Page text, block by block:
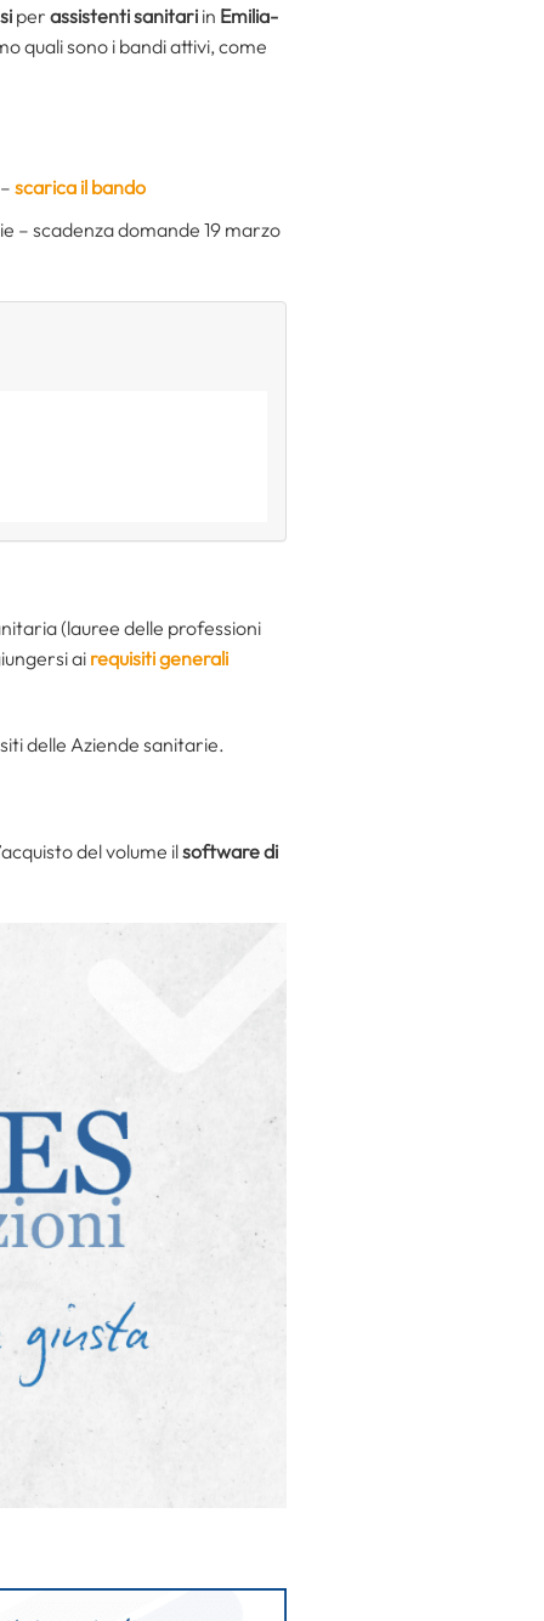
per assistenti sanitari in Emilia-
quali sono i bandi attivi, come
scarica il bando
– scadenza domande 19 marzo
(lauree delle professioni
ai requisiti generali
delle Aziende sanitarie.
del volume ilsoftware di